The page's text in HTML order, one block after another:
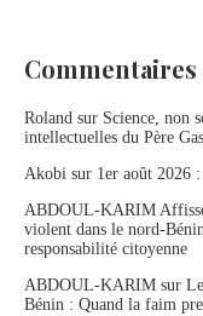
Roland sur Science, non
intellectuelles du Père
Akobi sur 1er août 2026
ABDOUL-KARIM
violent dans le nord-
responsabilité citoyenne
ABDOUL-KARIM sur
Bénin : Quand la faim